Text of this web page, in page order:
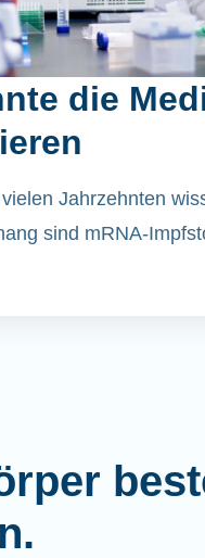
die
Jahrzehnten
sind mRNA-